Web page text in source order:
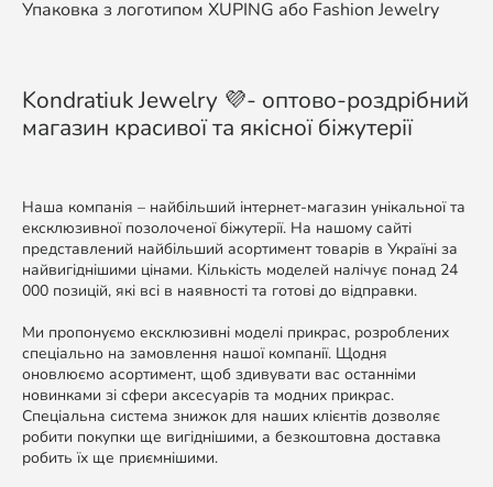
Упаковка з логотипом XUPING або Fashion Jewelry
Kondratiuk Jewelry 💜- оптово-роздрібний
магазин красивої та якісної біжутерії
Наша компанія – найбільший інтернет-магазин унікальної та
ексклюзивної позолоченої біжутерії. На нашому сайті
представлений найбільший асортимент товарів в Україні за
найвигіднішими цінами. Кількість моделей налічує понад 24
000 позицій, які всі в наявності та готові до відправки.
Ми пропонуємо ексклюзивні моделі прикрас, розроблених
спеціально на замовлення нашої компанії. Щодня
оновлюємо асортимент, щоб здивувати вас останніми
новинками зі сфери аксесуарів та модних прикрас.
Спеціальна система знижок для наших клієнтів дозволяє
робити покупки ще вигіднішими, а безкоштовна доставка
робить їх ще приємнішими.